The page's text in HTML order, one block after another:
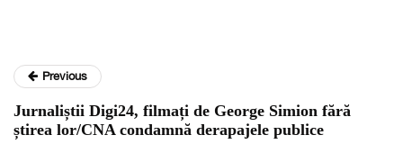
Previous
Jurnaliștii Digi24, filmați de George Simion fără
știrea lor/CNA condamnă derapajele publice